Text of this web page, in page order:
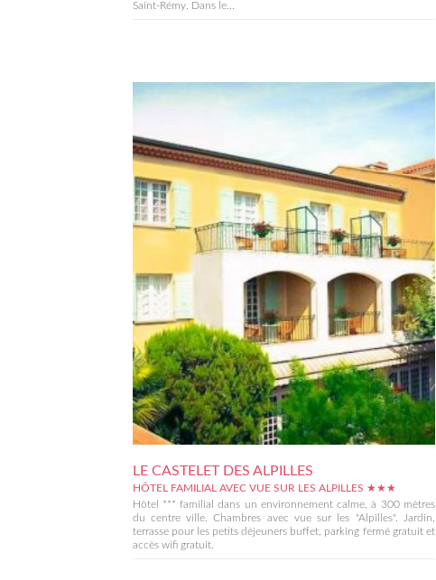
Saint-Rémy. Dans le...
LE CASTELET DES ALPILLES
HÔTEL FAMILIAL AVEC VUE SUR LES ALPILLES ★★★
Hôtel *** familial dans un environnement calme, à 300 mètres
du centre ville. Chambres avec vue sur les "Alpilles". Jardin,
terrasse pour les petits déjeuners buffet, parking fermé gratuit et
accès wifi gratuit.